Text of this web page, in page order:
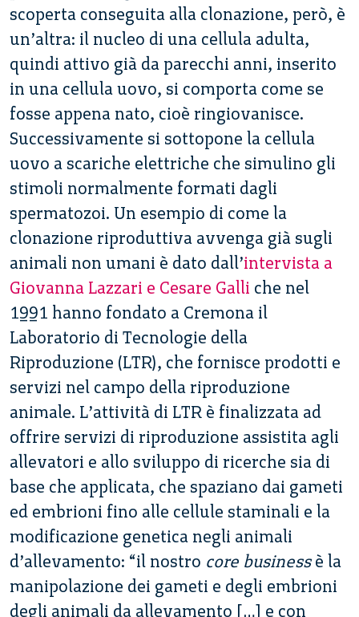
scoperta conseguita alla clonazione, però, è
un’altra: il nucleo di una cellula adulta,
quindi attivo già da parecchi anni, inserito
in una cellula uovo, si comporta come se
fosse appena nato, cioè ringiovanisce.
Successivamente si sottopone la cellula
uovo a scariche elettriche che simulino gli
stimoli normalmente formati dagli
spermatozoi. Un esempio di come la
clonazione riproduttiva avvenga già sugli
animali non umani è dato dall’intervista a
Giovanna Lazzari e Cesare Galli che nel
1991 hanno fondato a Cremona il
Laboratorio di Tecnologie della
Riproduzione (LTR), che fornisce prodotti e
servizi nel campo della riproduzione
animale. L’attività di LTR è finalizzata ad
offrire servizi di riproduzione assistita agli
allevatori e allo sviluppo di ricerche sia di
base che applicata, che spaziano dai gameti
ed embrioni fino alle cellule staminali e la
modificazione genetica negli animali
d’allevamento: “il nostro core businessè la
manipolazione dei gameti e degli embrioni
degli animali da allevamento […] e con